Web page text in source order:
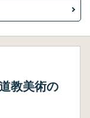
教美術の